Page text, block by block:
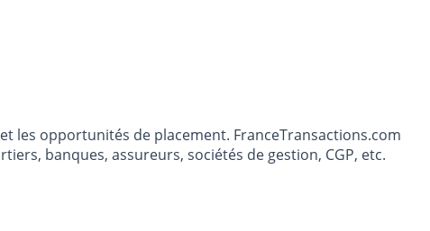
les opportunités de placement. FranceTransactions.com
banques, assureurs, sociétés de gestion, CGP, etc.